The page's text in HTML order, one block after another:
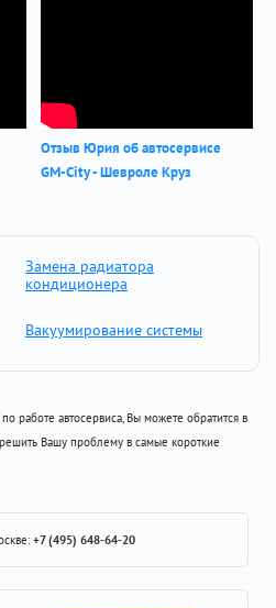
Отзыв Юрия об автосервисе
GM-City - Шевроле Круз
Замена радиатора
кондиционера
Вакуумирование системы
работе автосервиса, Вы можете обратится в
Вашу проблему в самые короткие
+7 (495) 648-64-20